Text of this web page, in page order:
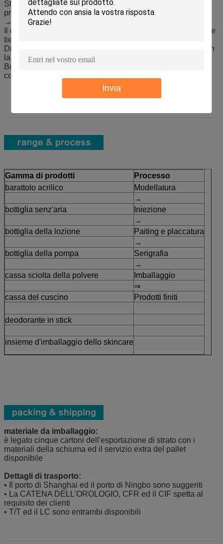
Invia
Stile a forma di quadrato del → per gli entrambi
progettazione di genere
→ più sanitario con il suo rotatorio fuori ed in pompa
Il desigh doppio acrilico del → per la parte alta che guarda e
tiene il liquido da acrilico
Dipenses professionali della struttura della pompa del → un
la quantità di ogni pompa.
Bottiglia interna del → pp per il liquido di sicurezza che
contiene senza qualsiasi reazione chimica.
Gamma di prodotti
Processo
barattolo acrilico
Modellatura
→
bottiglia senz'aria
Iniezione
→
bottiglia della lozione
Paiting e placcatura
→
bottiglia della pompa
Serigrafia
→
cassa sciolta della polvere
Imballaggio
⇒
cassa del cuscino
Prodotti finiti
deodorante in stick
insieme d'imballaggio dello skincare
materiale da imballaggio:
è legato cinque cartoni dell'esportazione di strato con i
materiali della schiuma ed il servizio extra del pallet
disponibile
Dettagli di trasporto:
• Il porto di Shanghai ed il porto di Ningbo sono suggeriti
• La CATENA DELL'OROLOGIO, CFR ed il CIF spetta al
requisito dei clienti
• T/T ed il LC sono entrambi disponibili